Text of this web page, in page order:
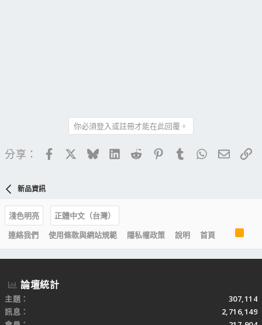
你必須登入或註冊才能在此回覆。
分享： FacebookBlueskyLinkedIn
Reddit PinterestTumblrWhatsApp
電子
新品資訊
淺色明亮
正體中文（台灣）
連絡我們
使用條款與網站規範 隱私權政策 說明 首頁
S
論壇統計
主題
307,114
訊息
2,716,149